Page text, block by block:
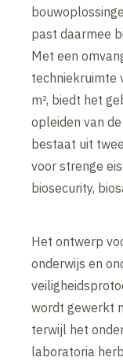
past daarmee
Met een
techniekruimte
m², biedt het
opleiden van
bestaat uit
voor strenge
biosecurity,
Het ontwerp
onderwijs en
wordt gewerkt
terwijl het
laboratoria